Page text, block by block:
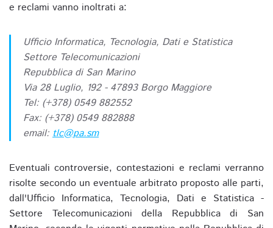
e reclami vanno inoltrati a:
Ufficio Informatica, Tecnologia, Dati e Statistica
Settore Telecomunicazioni
Repubblica di San Marino
Via 28 Luglio, 192 - 47893 Borgo Maggiore
Tel: (+378) 0549 882552
Fax: (+378) 0549 882888
email: tlc@pa.sm
Eventuali controversie, contestazioni e reclami verranno
risolte secondo un eventuale arbitrato proposto alle parti,
dall'Ufficio Informatica, Tecnologia, Dati e Statistica -
Settore Telecomunicazioni della Repubblica di San